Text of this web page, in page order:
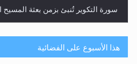
هذا الأسبوع على الفضائية